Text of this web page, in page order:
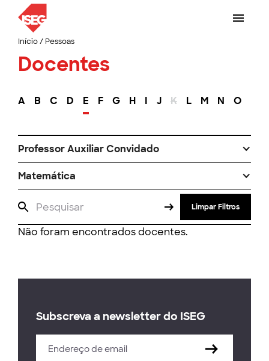
Início/ Pessoas
Docentes
A B C D E F G H I J K L M N O
Professor Auxiliar Convidado
Matemática
Limpar Filtros
Não foram encontrados docentes.
Subscreva a newsletter do ISEG